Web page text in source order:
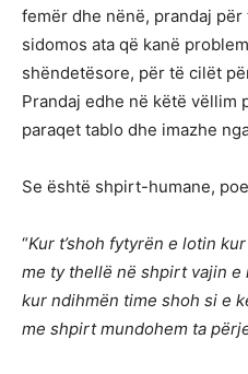
femër dhe nënë, prandaj
sidomos ata që kanë
shëndetësore, për të cilët
Prandaj edhe në këtë vëllim
paraqet tablo dhe imazhe
Se është shpirt-humane,
“Kur t’shoh fytyrën e lotin
me ty thellë në shpirt vajin e
kur ndihmën time shoh si e
me shpirt mundohem ta